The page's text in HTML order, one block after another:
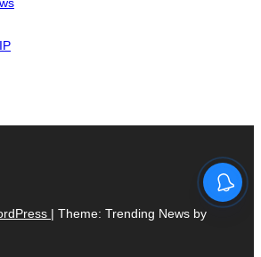
| Theme: Trending News by